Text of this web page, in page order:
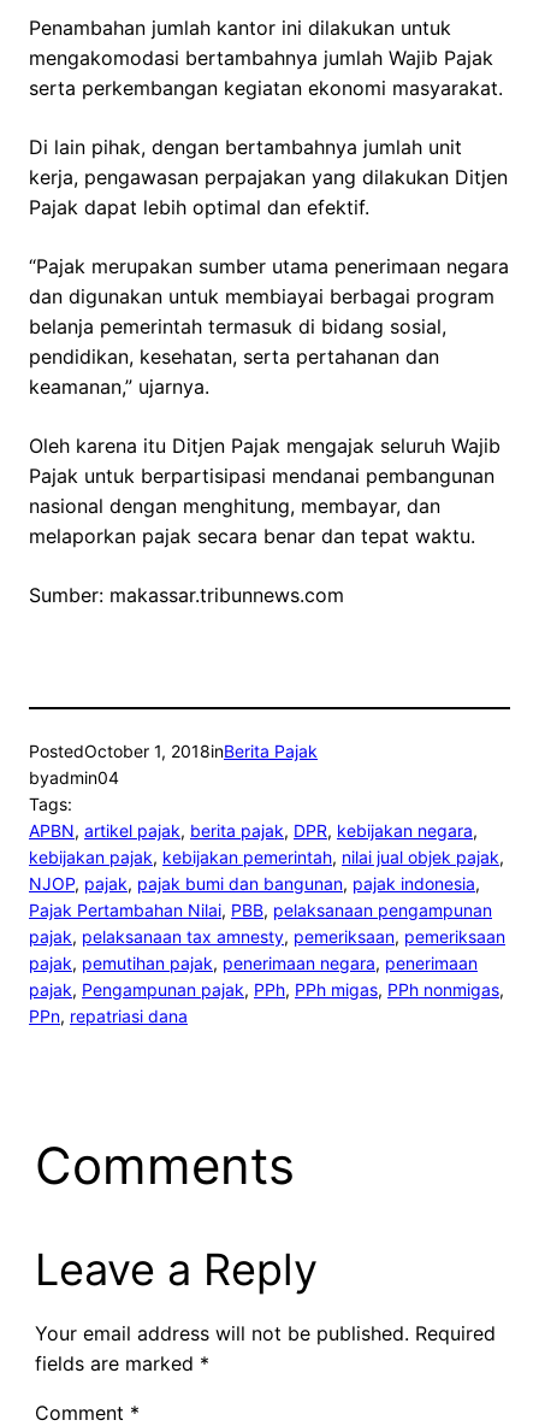
Penambahan jumlah kantor ini dilakukan untuk
mengakomodasi bertambahnya jumlah Wajib Pajak
serta perkembangan kegiatan ekonomi masyarakat.
Di lain pihak, dengan bertambahnya jumlah unit
kerja, pengawasan perpajakan yang dilakukan Ditjen
Pajak dapat lebih optimal dan efektif.
“Pajak merupakan sumber utama penerimaan negara
dan digunakan untuk membiayai berbagai program
belanja pemerintah termasuk di bidang sosial,
pendidikan, kesehatan, serta pertahanan dan
keamanan,” ujarnya.
Oleh karena itu Ditjen Pajak mengajak seluruh Wajib
Pajak untuk berpartisipasi mendanai pembangunan
nasional dengan menghitung, membayar, dan
melaporkan pajak secara benar dan tepat waktu.
Sumber: makassar.tribunnews.com
PostedOctober 1, 2018inBerita Pajak
byadmin04
Tags:
APBN, artikel pajak, berita pajak, DPR, kebijakan negara
kebijakan pajak, kebijakan pemerintah, nilai jual objek pajak
NJOP, pajak, pajak bumi dan bangunan, pajak indonesia
Pajak Pertambahan Nilai, PBB, pelaksanaan pengampunan
pajak, pelaksanaan tax amnesty, pemeriksaan, pemeriksaan
pajak, pemutihan pajak, penerimaan negara, penerimaan
pajak, Pengampunan pajak, PPh, PPh migas, PPh nonmigas
PPn, repatriasi dana
Comments
Leave a Reply
Your email address will not be published. Required
fields are marked *
Comment *